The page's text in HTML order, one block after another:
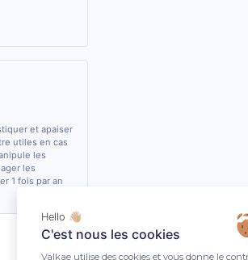
et apaiser
utiles en cas
les
les
1 fois par an
Hello 👋🏼
C'est nous les cookies
Valkae utilise des cookies et vous donne le